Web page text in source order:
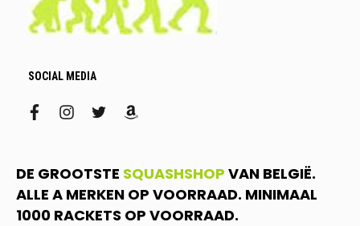
SOCIAL MEDIA
facebookinstagram
twitteramazon
DE GROOTSTE SQUASHSHOP VAN BELGIË.
ALLE A MERKEN OP VOORRAAD. MINIMAAL
1000 RACKETS OP VOORRAAD.